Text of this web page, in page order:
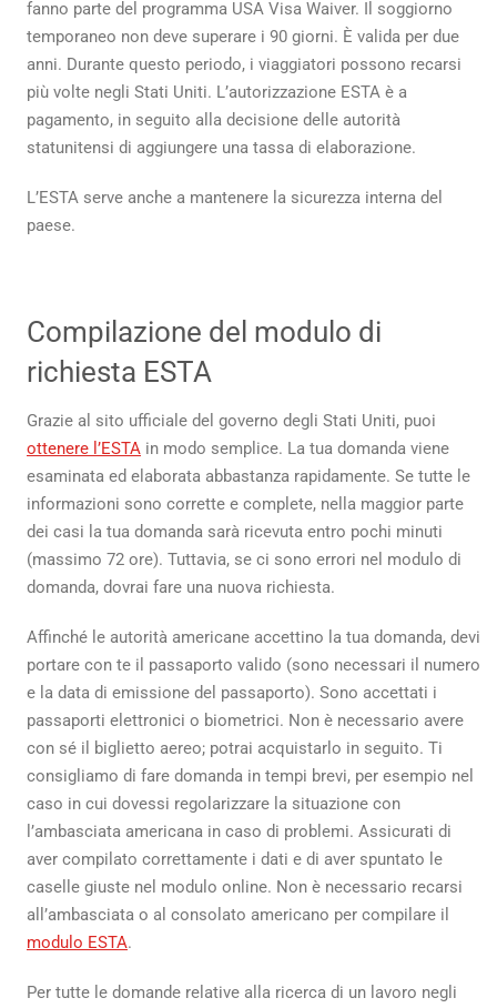
ESTA?
fanno parte del programma USA Visa Waiver. Il soggiorno
temporaneo non deve superare i 90 giorni. È valida per due
anni. Durante questo periodo, i viaggiatori possono recarsi
più volte negli Stati Uniti. L’autorizzazione ESTA è a
pagamento, in seguito alla decisione delle autorità
statunitensi di aggiungere una tassa di elaborazione.
L’ESTA serve anche a mantenere la sicurezza interna del
paese.
Compilazione del modulo di
richiesta ESTA
Grazie al sito ufficiale del governo degli Stati Uniti, puoi
ottenere l’ESTA in modo semplice. La tua domanda viene
esaminata ed elaborata abbastanza rapidamente. Se tutte le
informazioni sono corrette e complete, nella maggior parte
dei casi la tua domanda sarà ricevuta entro pochi minuti
(massimo 72 ore). Tuttavia, se ci sono errori nel modulo di
domanda, dovrai fare una nuova richiesta.
Affinché le autorità americane accettino la tua domanda, devi
portare con te il passaporto valido (sono necessari il numero
e la data di emissione del passaporto). Sono accettati i
passaporti elettronici o biometrici. Non è necessario avere
con sé il biglietto aereo; potrai acquistarlo in seguito. Ti
consigliamo di fare domanda in tempi brevi, per esempio nel
caso in cui dovessi regolarizzare la situazione con
l’ambasciata americana in caso di problemi. Assicurati di
aver compilato correttamente i dati e di aver spuntato le
caselle giuste nel modulo online. Non è necessario recarsi
all’ambasciata o al consolato americano per compilare il
modulo ESTA.
Per tutte le domande relative alla ricerca di un lavoro negli